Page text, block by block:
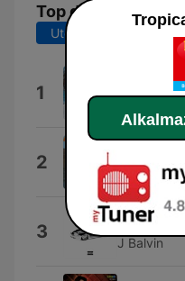
Top dalok
Utolsó 7 nap
1 Vivir Así
2 Los Tigres
3 Origami
J Balvin